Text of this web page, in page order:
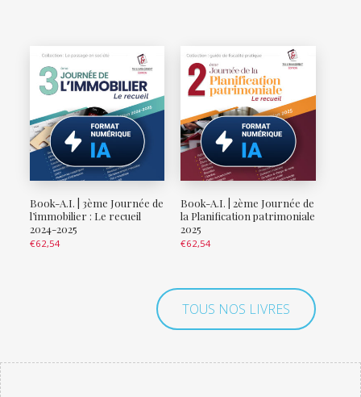
Book-A.I. | 3ème Journée de
l’immobilier : Le recueil
2024-2025
€62,54
Book-A.I. | 2ème Journée de
la Planification patrimoniale
2025
€62,54
TOUS NOS LIVRES